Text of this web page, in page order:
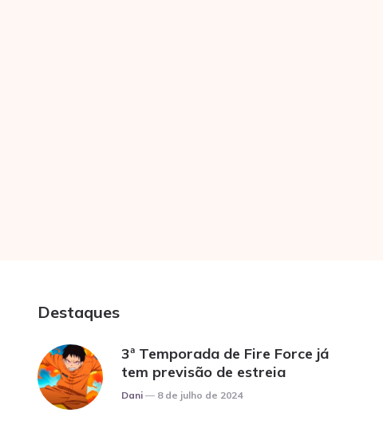
Destaques
3ª Temporada de Fire Force já
tem previsão de estreia
Posted
Dani 8 de julho de 2024